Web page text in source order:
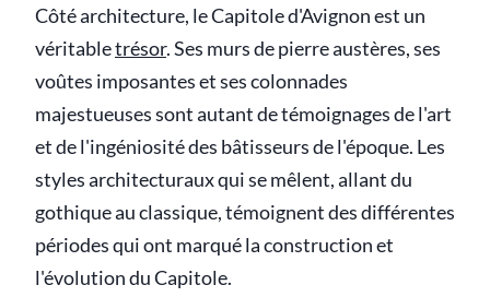
Côté architecture, le Capitole d'Avignon est un
véritabletrésor. Ses murs de pierre austères, ses
voûtes imposantes et ses colonnades
majestueuses sont autant de témoignages de l'art
et de l'ingéniosité des bâtisseurs de l'époque. Les
styles architecturaux qui se mêlent, allant du
gothique au classique, témoignent des différentes
périodes qui ont marqué la construction et
l'évolution du Capitole.